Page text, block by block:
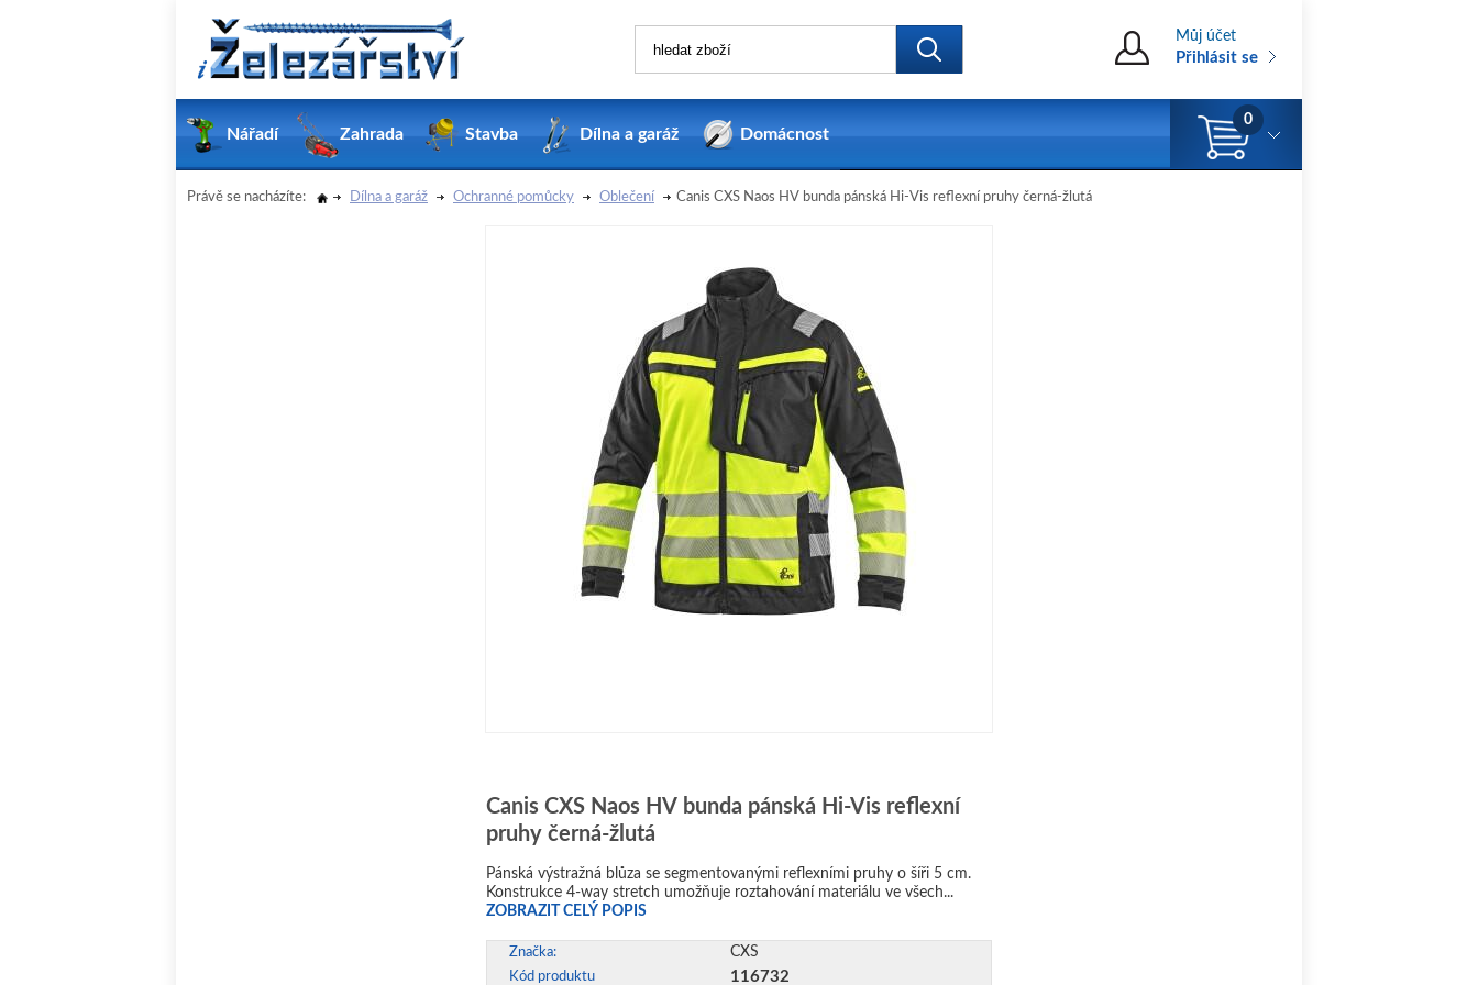
Můj účet
Přihlásit se
Nářadí Zahrada Stavba Dílna a garáž Domácnost
0
Právě se nacházíte: Dílna a garáž Ochranné pomůcky Oblečení Canis CXS Naos HV bunda pánská Hi-Vis reflexní pruhy černá-žlutá
Canis CXS Naos HV bunda pánská Hi-Vis reflexní
pruhy černá-žlutá
Pánská výstražná blůza se segmentovanými reflexními pruhy o šíři 5 cm.
Konstrukce 4-way stretch umožňuje roztahování materiálu ve všech...
ZOBRAZIT CELÝ POPIS
Značka: CXS
Kód produktu 116732